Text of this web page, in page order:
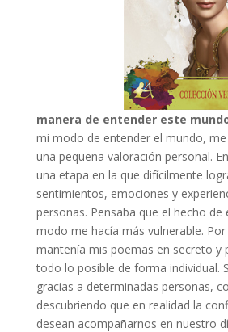
manera de entender este
mi modo de entender el mundo,
una pequeña valoración personal.
una etapa en la que difícilmente
sentimientos, emociones y
personas. Pensaba que el hecho de
modo me hacía más vulnerable.
mantenía mis poemas en secreto y
todo lo posible de forma individual.
gracias a determinadas personas,
descubriendo que en realidad la
desean acompañarnos en nuestro